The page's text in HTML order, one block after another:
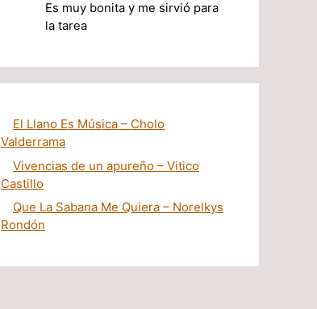
Es muy bonita y me sirvió para
la tarea
El Llano Es Música – Cholo
Valderrama
Vivencias de un apureño – Vitico
Castillo
Que La Sabana Me Quiera – Norelkys
Rondón